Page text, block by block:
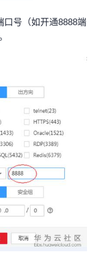
口号（如开通8888端